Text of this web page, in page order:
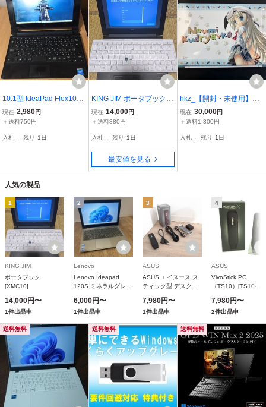
10.1型 IdeaPad Flex10
Cel N2840 2.16-2.58GH
z/2GB/32GB Windows10
現在 2,980円
＋送料750円
入札 - 残り 1日
KING JIM ポータブック P
ORTABOOK XMC10 モバ
イルノートPC 中古
現在 14,000円
＋送料880円
入札 - 残り 1日
最安値を見る
hkz_【開封・未使用】能
美クドリャフカノートPC
クドわふたー_(IT8UEUC
現在 30,000円
＋送料1,300円
入札 - 残り 1日
人気の製品
1
KING JIM
ポータブック
[XMC10]
14,000円〜
1件出品中
2
Lenovo
Lenovo Ideapad
120S ミネラルグレー
2017年9月発表モデル
6,000円〜
1件出品中
3
ASUS
ASUS エイスース ス
ティック型 デスクト
TS10 ブラック
WIN10 32GB eMMC
TS10-B168D
7,980円〜
1件出品中
4
ASUS
VivoStick PC
（TS10）[TS10-
7,980円〜
2件出品中
送料無料 送料無料 送料無料